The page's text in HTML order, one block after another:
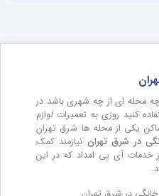
محله ای از چه شهری باشد در
کنید روزی به تعمیرات لوازم
یکی از محله ها شرق تهران
در شرق تهران نیازمند کمک
خدمات آی پی امداد که در این